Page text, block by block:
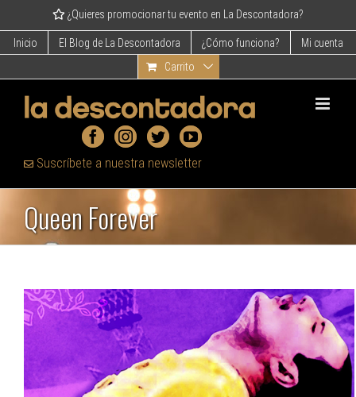
content
¿Quieres promocionar tu evento en La Descontadora?
Inicio El Blog de La Descontadora ¿Cómo funciona?
Mi cuenta
Carrito
Suscríbete a nuestra newsletter
Queen Forever